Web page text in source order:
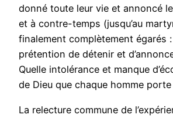
donné toute leur vie et annoncé
et à contre-temps (jusqu’au
finalement complètement égarés
prétention de détenir et
Quelle intolérance et manque
de Dieu que chaque homme
La relecture commune de